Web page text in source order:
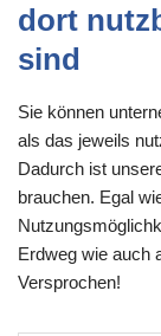
dort
sind
Sie können
als das jeweils
Dadurch ist
brauchen. Egal
Erdweg wie auch
Versprochen!